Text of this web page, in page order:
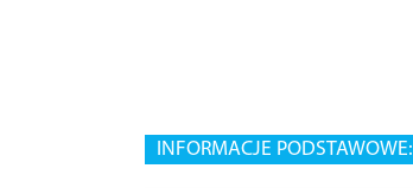
INFORMACJE PODSTAWOWE: